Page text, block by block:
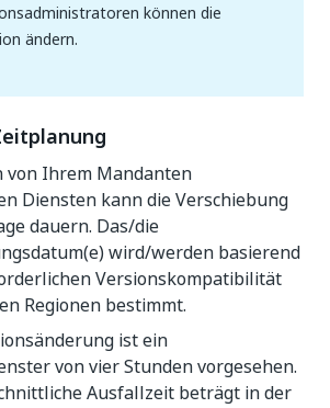
können die
ändern.
von Ihrem Mandanten
Diensten kann die Verschiebung
dauern. Das/die
wird/werden basierend
Versionskompatibilität
Regionen bestimmt.
ist ein
von vier Stunden vorgesehen.
Ausfallzeit beträgt in der